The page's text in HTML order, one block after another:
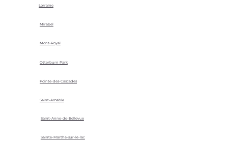
Lorraine
Mirabel
Mont-Royal
Otterburn Park
Pointe-des-Cascades
Saint-Amable
Saint-Anne-de-Bellevue
Sainte-Marthe-sur-le-lac